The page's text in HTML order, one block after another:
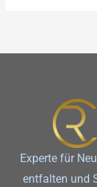
Experte für
entfalten und